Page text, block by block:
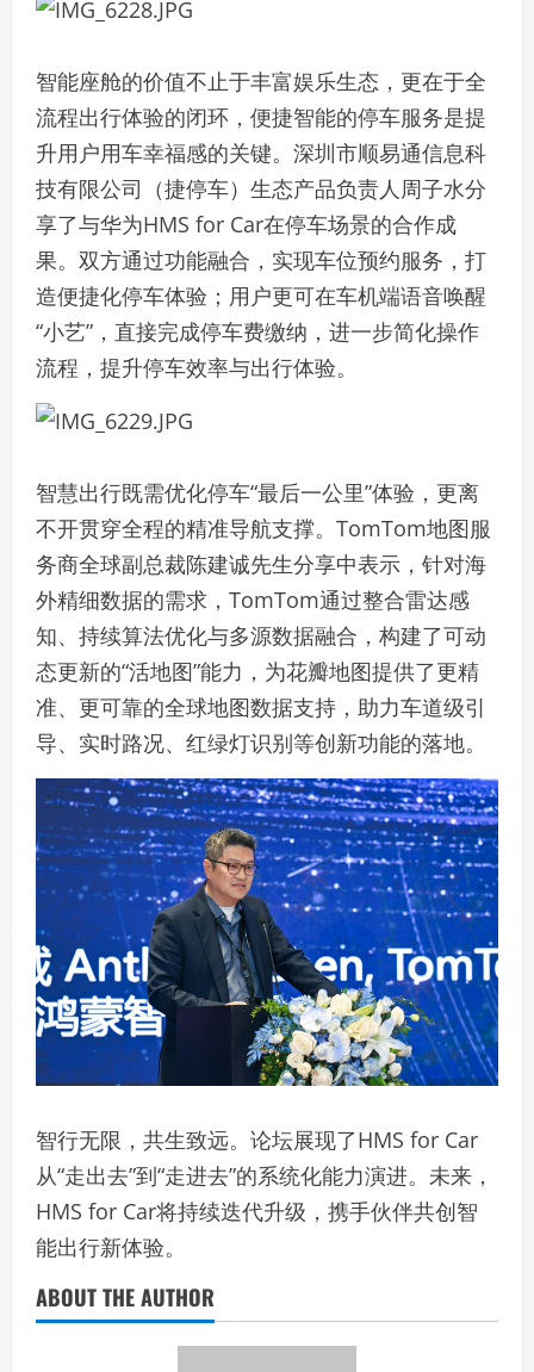
智能座舱的价值不止于丰富娱乐生态，更在于全
流程出行体验的闭环，便捷智能的停车服务是提
升用户用车幸福感的关键。深圳市顺易通信息科
技有限公司（捷停车）生态产品负责人周子水分
享了与华为HMS for Car在停车场景的合作成
果。双方通过功能融合，实现车位预约服务，打
造便捷化停车体验；用户更可在车机端语音唤醒
“小艺”，直接完成停车费缴纳，进一步简化操作
流程，提升停车效率与出行体验。
智慧出行既需优化停车“最后一公里”体验，更离
不开贯穿全程的精准导航支撑。TomTom地图服
务商全球副总裁陈建诚先生分享中表示，针对海
外精细数据的需求，TomTom通过整合雷达感
知、持续算法优化与多源数据融合，构建了可动
态更新的“活地图”能力，为花瓣地图提供了更精
准、更可靠的全球地图数据支持，助力车道级引
导、实时路况、红绿灯识别等创新功能的落地。
智行无限，共生致远。论坛展现了HMS for Car
从“走出去”到“走进去”的系统化能力演进。未来，
HMS for Car将持续迭代升级，携手伙伴共创智
能出行新体验。
ABOUT THE AUTHOR